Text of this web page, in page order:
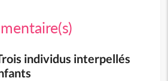
individus interpellés